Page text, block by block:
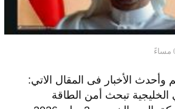
وأحدث الأخبار فى المقال الاتي:
الخليجية تبحث أمن الطاقة